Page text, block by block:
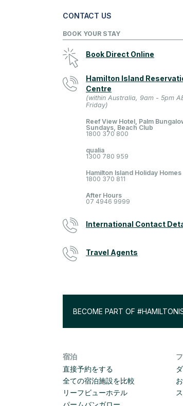
CONTACT US
BOOK YOUR STAY
Book Direct Online
Hamilton Island
Centre
(within Australia, 9am - 5pm
Friday)
Reef View Hotel, Palm
Sundays, Beach Club
1800 370 800
qualia
1300 780 959
Hamilton Island Holiday Homes
1800 370 811
After Hours
07 4946 9999
International Contact
Travel Agents
BECOME PART OF
宿泊
直接予約をする
全ての宿泊施設を比較
リーフビューホテル